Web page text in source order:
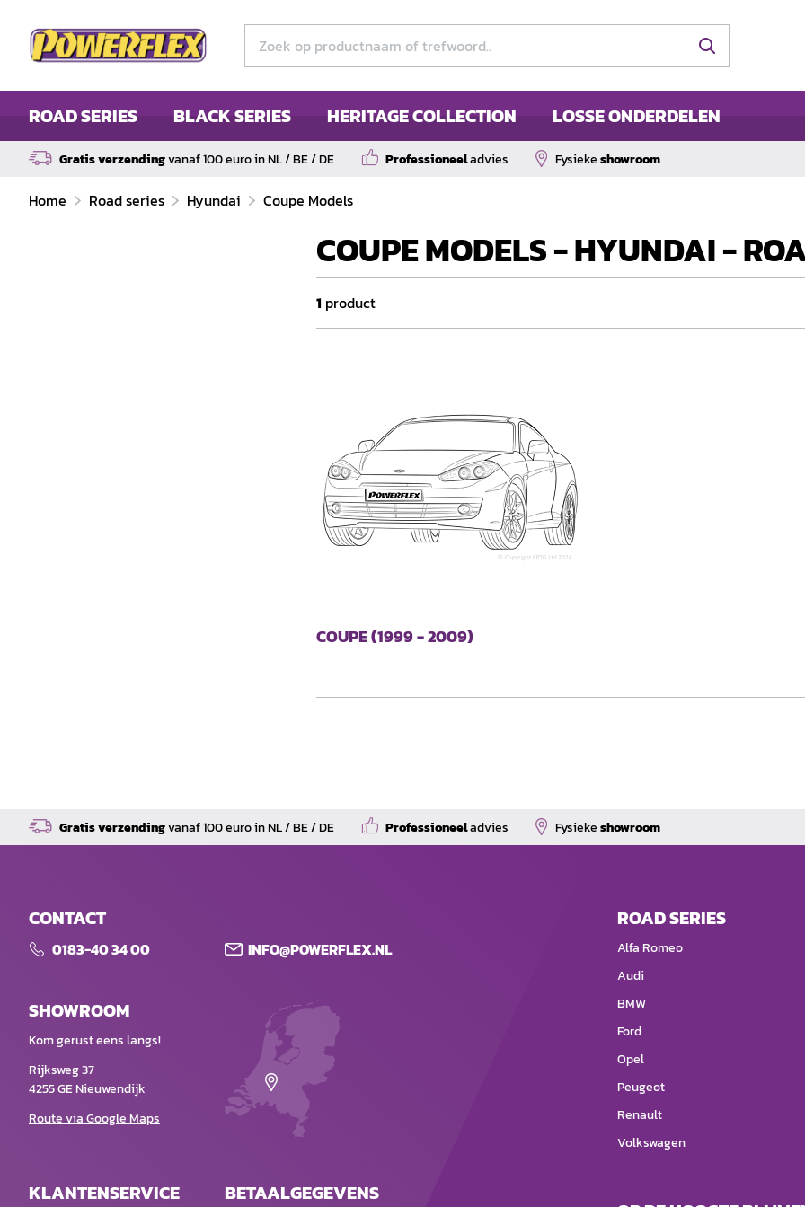
ROAD SERIES BLACK SERIES HERITAGE COLLECTION LOSSE ONDERDELEN
Gratis verzendingvanaf 100 euro in NL / BE / DE Professioneeladvies Fysiekeshowroom
Home Road series Hyundai Coupe Models
COUPE MODELS - HYUNDAI -
1 product
COUPE (1999 - 2009)
Gratis verzendingvanaf 100 euro in NL / BE / DE Professioneeladvies Fysiekeshowroom
CONTACT
0183-40 34 00 INFO@POWERFLEX.NL
SHOWROOM
Kom gerust eens langs!
Rijksweg 37
4255 GE Nieuwendijk
Route via Google Maps
KLANTENSERVICE BETAALGEGEVENS
ROAD SERIES
Alfa Romeo
Audi
BMW
Ford
Opel
Peugeot
Renault
Volkswagen